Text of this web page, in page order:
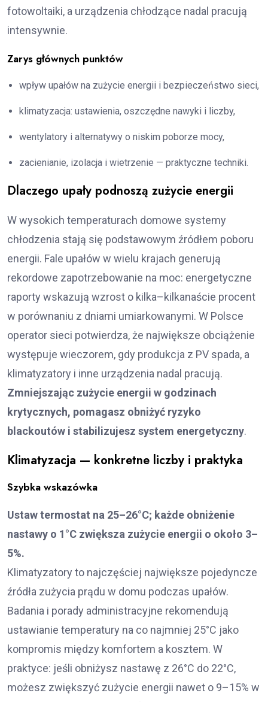
fotowoltaiki, a urządzenia chłodzące nadal pracują
intensywnie.
Zarys głównych punktów
wpływ upałów na zużycie energii i bezpieczeństwo sieci,
klimatyzacja: ustawienia, oszczędne nawyki i liczby,
wentylatory i alternatywy o niskim poborze mocy,
zacienianie, izolacja i wietrzenie — praktyczne techniki.
Dlaczego upały podnoszą zużycie energii
W wysokich temperaturach domowe systemy
chłodzenia stają się podstawowym źródłem poboru
energii. Fale upałów w wielu krajach generują
rekordowe zapotrzebowanie na moc: energetyczne
raporty wskazują wzrost o kilka–kilkanaście procent
w porównaniu z dniami umiarkowanymi. W Polsce
operator sieci potwierdza, że największe obciążenie
występuje wieczorem, gdy produkcja z PV spada, a
klimatyzatory i inne urządzenia nadal pracują.
Zmniejszając zużycie energii w godzinach
krytycznych, pomagasz obniżyć ryzyko
blackoutów i stabilizujesz system energetyczny.
Klimatyzacja — konkretne liczby i praktyka
Szybka wskazówka
Ustaw termostat na 25–26°C; każde obniżenie
nastawy o 1°C zwiększa zużycie energii o około 3–
5%.
Klimatyzatory to najczęściej największe pojedyncze
źródła zużycia prądu w domu podczas upałów.
Badania i porady administracyjne rekomendują
ustawianie temperatury na co najmniej 25°C jako
kompromis między komfortem a kosztem. W
praktyce: jeśli obniżysz nastawę z 26°C do 22°C,
możesz zwiększyć zużycie energii nawet o 9–15% w